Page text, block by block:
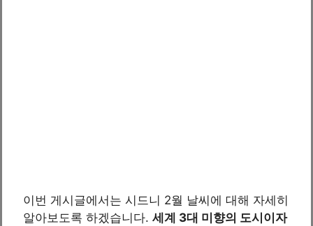
이번 게시글에서는 시드니 2월 날씨에 대해 자세히
알아보도록 하겠습니다. 세계 3대 미향의 도시이자